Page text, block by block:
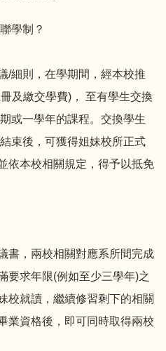
學制？
/細則，在學期間，經本校推
及繳交學費)， 至有學生交換
或一學年的課程。交換學生
束後，可獲得姐妹校所正式
依本校相關規定，得予以抵免
書，兩校相關對應系所間完成
要求年限(例如至少三學年)之
校就讀，繼續修習剩下的相關
業資格後，即可同時取得兩校